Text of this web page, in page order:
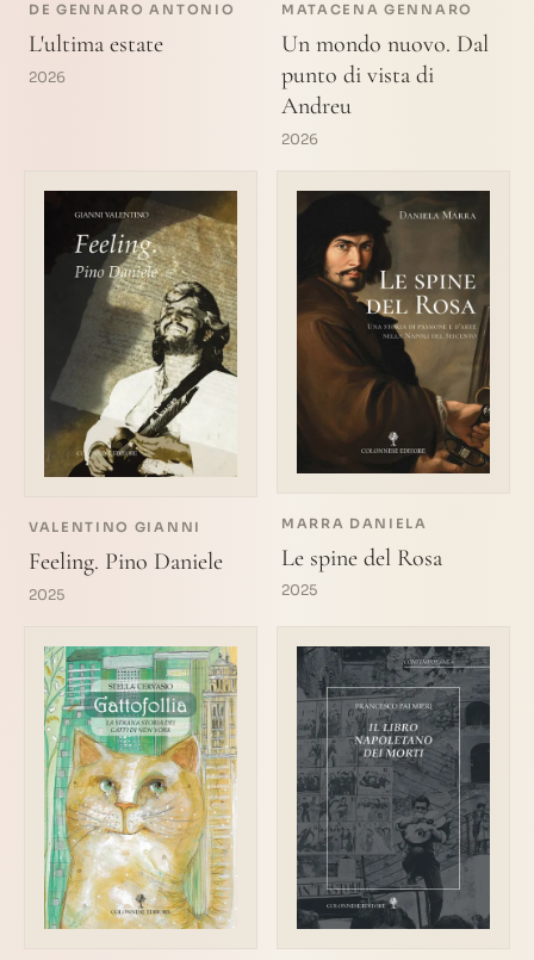
DE GENNARO ANTONIO
L'ultima estate
2026
MATACENA GENNARO
Un mondo nuovo. Dal
punto di vista di
Andreu
2026
VALENTINO GIANNI
Feeling. Pino Daniele
2025
MARRA DANIELA
Le spine del Rosa
2025